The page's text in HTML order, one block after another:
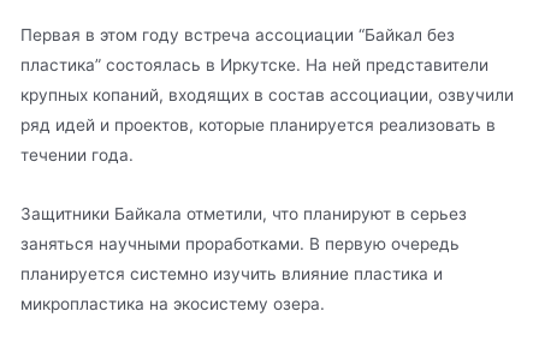
Первая в этом году встреча ассоциации “Байкал без
пластика” состоялась в Иркутске. На ней представители
крупных копаний, входящих в состав ассоциации, озвучили
ряд идей и проектов, которые планируется реализовать в
течении года.
Защитники Байкала отметили, что планируют в серьез
заняться научными проработками. В первую очередь
планируется системно изучить влияние пластика и
микропластика на экосистему озера.